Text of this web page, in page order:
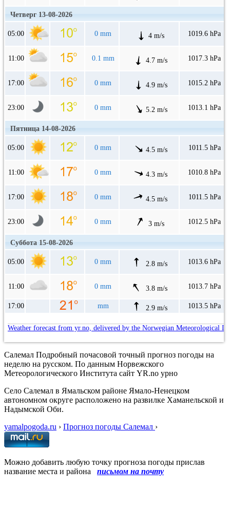
Четверг 13-08-2026
05:00 0 mm 4 m/s 1019.6 hPa
11:00 0.1 mm 4.7 m/s 1017.3 hPa
17:00 0 mm 4.9 m/s 1015.2 hPa
23:00 0 mm 5.2 m/s 1013.1 hPa
Пятница 14-08-2026
05:00 0 mm 4.5 m/s 1011.5 hPa
11:00 0 mm 4.3 m/s 1010.8 hPa
17:00 0 mm 4.5 m/s 1011.5 hPa
23:00 0 mm 3 m/s 1012.5 hPa
Суббота 15-08-2026
05:00 0 mm 2.8 m/s 1013.6 hPa
11:00 0 mm 3.8 m/s 1013.7 hPa
17:00 mm 2.9 m/s 1013.5 hPa
Weather forecast from yr.no, delivered by the Norwegian Meteorological
Салемал Подробный почасовой точный прогноз погоды на
неделю на русском. По данным Норвежского
Метеорологического Института сайт YR.no урно
Село Салемал в Ямальском районе Ямало-Ненецком
автономном округе расположено на развилке Хаманельской и
Надымской Оби.
yamalpogoda.ru › Прогноз погоды Салемал ›
Можно добавить любую точку прогноза погоды прислав
название места и района
письмом на почту